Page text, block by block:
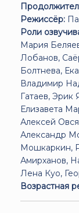
Режиссёр:
Роли
Мария
Лобанов,
Болтнева,
Владимир
Гатаев, Эрик
Елизавета
Алексей
Александр
Мошкаркин,
Амирханов,
Лена Куо,
Возрастная